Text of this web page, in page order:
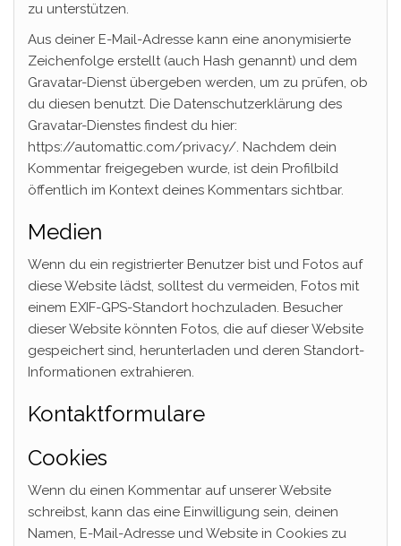
zu unterstützen.
Aus deiner E-Mail-Adresse kann eine anonymisierte
Zeichenfolge erstellt (auch Hash genannt) und dem
Gravatar-Dienst übergeben werden, um zu prüfen, ob
du diesen benutzt. Die Datenschutzerklärung des
Gravatar-Dienstes findest du hier:
https://automattic.com/privacy/. Nachdem dein
Kommentar freigegeben wurde, ist dein Profilbild
öffentlich im Kontext deines Kommentars sichtbar.
Medien
Wenn du ein registrierter Benutzer bist und Fotos auf
diese Website lädst, solltest du vermeiden, Fotos mit
einem EXIF-GPS-Standort hochzuladen. Besucher
dieser Website könnten Fotos, die auf dieser Website
gespeichert sind, herunterladen und deren Standort-
Informationen extrahieren.
Kontaktformulare
Cookies
Wenn du einen Kommentar auf unserer Website
schreibst, kann das eine Einwilligung sein, deinen
Namen, E-Mail-Adresse und Website in Cookies zu